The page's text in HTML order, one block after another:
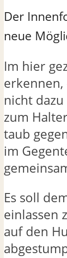
Der
neue
Im hier
erkennen,
nicht
zum
taub
im
Es soll
einlassen
auf den